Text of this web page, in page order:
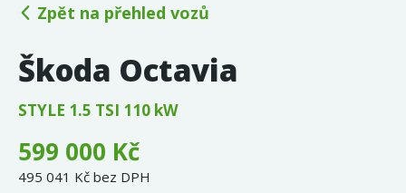
Zpět na přehled vozů
Škoda Octavia
STYLE 1.5 TSI 110 kW
599 000 Kč
495 041 Kč bez DPH